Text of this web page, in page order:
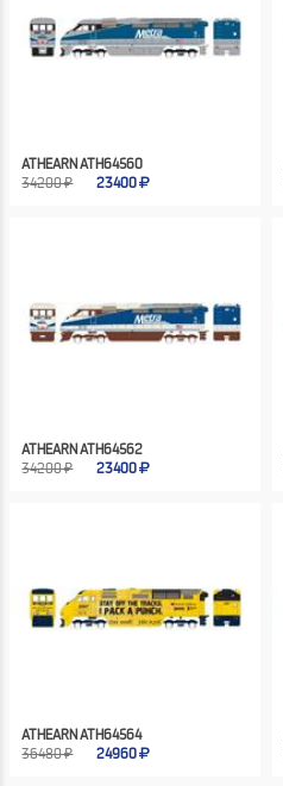
ATHEARN ATH64560
34200 ₽
23400
ATHEARN ATH64562
34200 ₽
23400
ATHEARN ATH64564
36480 ₽
24960